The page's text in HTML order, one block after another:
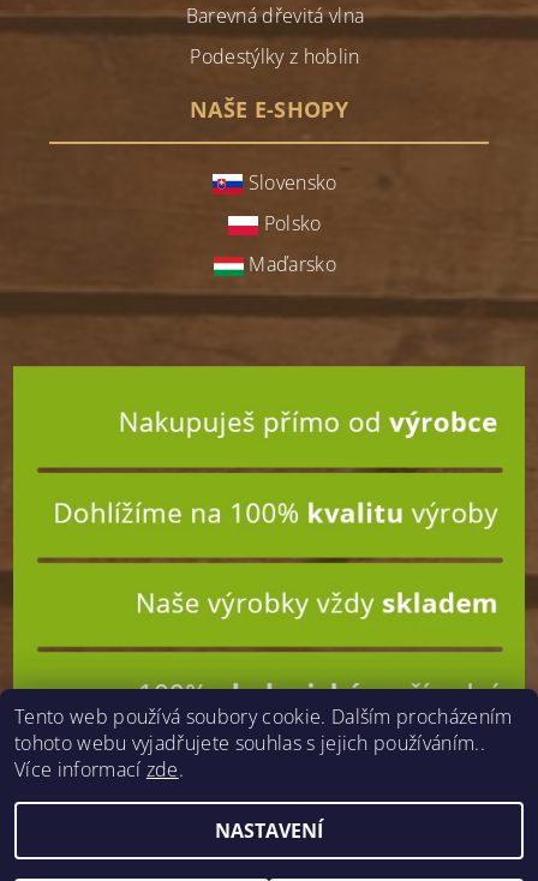
Barevná dřevitá vlna
Podestýlky z hoblin
NAŠE E-SHOPY
Slovensko
Polsko
Maďarsko
2026 © drevitavlna-podestylky.cz, všechna práva vyhrazena
Tento web používá soubory cookie. Dalším procházením
tohoto webu vyjadřujete souhlas s jejich používáním..
Více informací zde.
NASTAVENÍ